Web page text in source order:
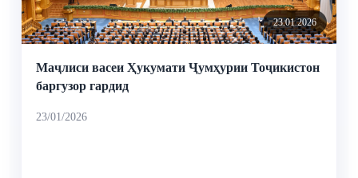
23.01.2026
Маҷлиси васеи Ҳукумати Ҷумҳурии Тоҷикистон
баргузор гардид
23/01/2026